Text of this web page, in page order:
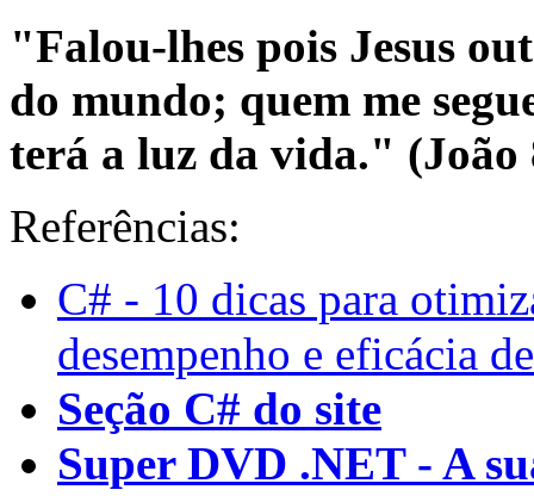
"Falou-lhes pois Jesus
do mundo; quem me
terá a luz da vida." (João
Referências:
C# - 10 dicas para
desempenho e eficácia
Seção C# do site
Super DVD .NET - A